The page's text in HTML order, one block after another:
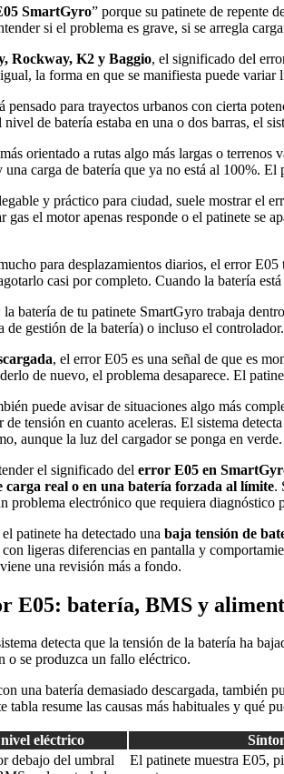
SmartGyro” porque su patinete de repente
si el problema es grave, si se arregla
Rockway, K2 y Baggio, el significado del
la forma en que se manifiesta puede
pensado para trayectos urbanos con cierta
de batería estaba en una o dos barras, el
orientado a rutas algo más largas o
una carga de batería que ya no está al 100%.
y práctico para ciudad, suele mostrar el
el motor apenas responde o el patinete se
para desplazamientos diarios, el error E05
casi por completo. Cuando la batería
batería de tu patinete SmartGyro trabaja
gestión de la batería) o incluso el
, el error E05 es una señal de que es
de nuevo, el problema desaparece. El
puede avisar de situaciones algo más
tensión en cuanto aceleras. El sistema
aunque la luz del cargador se ponga en verde.
el significado del error E05 en
carga real o en una batería forzada al límite.
problema electrónico que requiera diagnóstico
patinete ha detectado una baja tensión de
ligeras diferencias en pantalla y
una revisión más a fondo.
E05: batería, BMS y
detecta que la tensión de la batería ha
o se produzca un fallo eléctrico.
una batería demasiado descargada,
tabla resume las causas más habituales y qué
eléctrico
debajo del umbral
El patinete muestra E05,